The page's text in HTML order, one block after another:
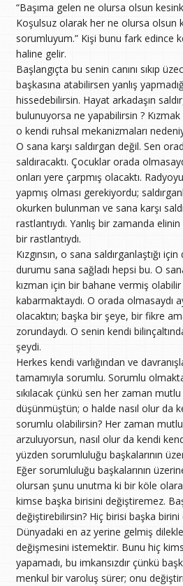
“Başıma gelen ne olursa olsun
Koşulsuz olarak her ne olursa olsun
sorumluyum.” Kişi bunu fark edince
haline gelir.
Başlangıçta bu senin canını sıkıp
başkasına atabilirsen yanlış
hissedebilirsin. Hayat arkadaşın
bulunuyorsa ne yapabilirsin ?
o kendi ruhsal mekanizmaları
O sana karşı saldırgan değil. Sen
saldıracaktı. Çocuklar orada
onları yere çarpmış olacaktı.
yapmış olması gerekiyordu;
okurken bulunman ve sana karşı
rastlantıydı. Yanlış bir zamanda
bir rastlantıydı.
Kızgınsın, o sana saldırganlaştığı
durumu sana sağladı hepsi bu. O
kızman için bir bahane vermiş olabilir
kabarmaktaydı. O orada olmasaydı
olacaktın; başka bir şeye, bir fikre
zorundaydı. O senin kendi
şeydi.
Herkes kendi varlığından ve
tamamıyla sorumlu. Sorumlu
sıkılacak çünkü sen her zaman
düşünmüştün; o halde nasıl olur da
sorumlu olabilirsin? Her zaman
arzuluyorsun, nasıl olur da kendi
yüzden sorumluluğu başkalarının
Eğer sorumluluğu başkalarının
olursan şunu unutma ki bir köle
kimse başka birisini değiştiremez.
değiştirebilirsin? Hiç birisi başka
Dünyadaki en az yerine gelmiş
değişmesini istemektir. Bunu hiç
yapamadı, bu imkansızdır çünkü
menkul bir varoluş sürer; onu